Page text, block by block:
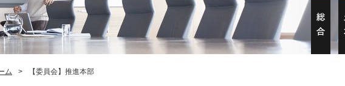
ム > 【委員会】推進本部